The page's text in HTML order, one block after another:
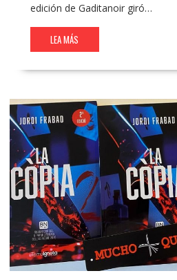
edición de Gaditanoir giró…
LEA MÁS